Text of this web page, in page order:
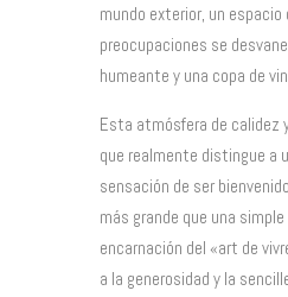
mundo exterior, un espacio
preocupaciones se
humeante y una copa de
Esta atmósfera de calidez
que realmente distingue a
sensación de ser
más grande que una
encarnación del «art de
a la generosidad y la